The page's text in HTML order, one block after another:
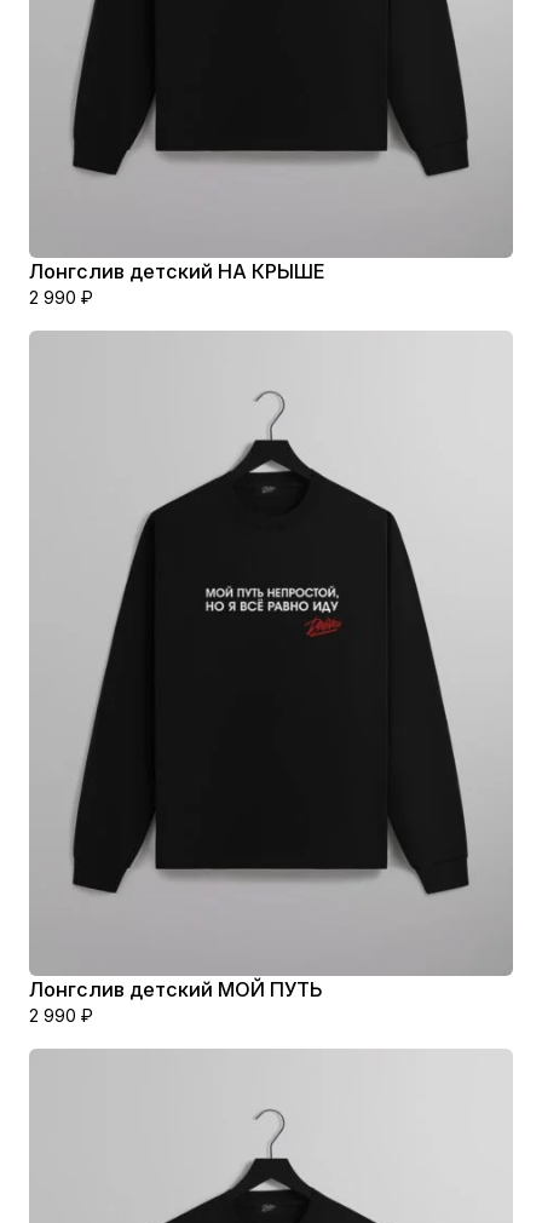
Лонгслив детский НА КРЫШЕ
2 990 ₽
Лонгслив детский МОЙ ПУТЬ
2 990 ₽